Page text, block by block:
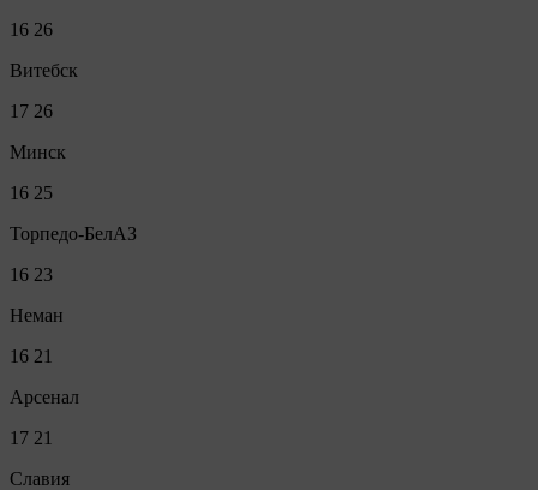
16 26
Витебск
17 26
Минск
16 25
Торпедо-БелАЗ
16 23
Неман
16 21
Арсенал
17 21
Славия